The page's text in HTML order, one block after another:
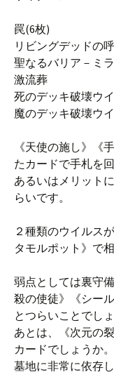
罠(6枚)
リビングデッドの
聖なるバリア－ミ
激流葬
死のデッキ破壊ウ
魔のデッキ破壊ウ
《天使の施し》《
たカードで手札を
あるいはメリット
らいです。
２種類のウイルス
タモルポット》で
弱点としては裏守
殺の使徒》《シー
とつらいことでしょ
あとは、《次元の
カードでしょうか。
墓地に非常に依存